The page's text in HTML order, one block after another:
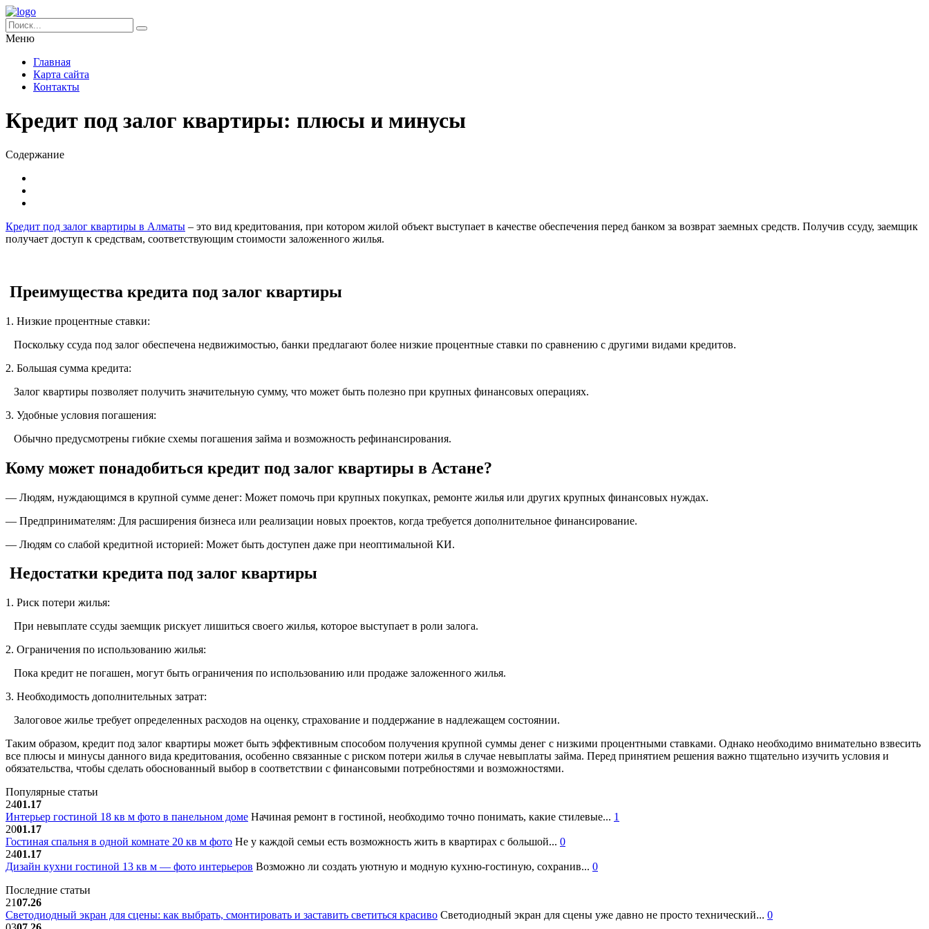
Меню
Главная
Карта сайта
Контакты
Кредит под залог квартиры: плюсы и минусы
Содержание
Кредит под залог квартиры в Алматы – это вид кредитования, при котором жилой объект выступает в качестве обеспечения перед банком за возврат заемных средств. Получив ссуду, заемщик
получает доступ к средствам, соответствующим стоимости заложенного жилья.
Преимущества кредита под залог квартиры
1. Низкие процентные ставки:
Поскольку ссуда под залог обеспечена недвижимостью, банки предлагают более низкие процентные ставки по сравнению с другими видами кредитов.
2. Большая сумма кредита:
Залог квартиры позволяет получить значительную сумму, что может быть полезно при крупных финансовых операциях.
3. Удобные условия погашения:
Обычно предусмотрены гибкие схемы погашения займа и возможность рефинансирования.
Кому может понадобиться кредит под залог квартиры в Астане?
— Людям, нуждающимся в крупной сумме денег: Может помочь при крупных покупках, ремонте жилья или других крупных финансовых нуждах.
— Предпринимателям: Для расширения бизнеса или реализации новых проектов, когда требуется дополнительное финансирование.
— Людям со слабой кредитной историей: Может быть доступен даже при неоптимальной КИ.
Недостатки кредита под залог квартиры
1. Риск потери жилья:
При невыплате ссуды заемщик рискует лишиться своего жилья, которое выступает в роли залога.
2. Ограничения по использованию жилья:
Пока кредит не погашен, могут быть ограничения по использованию или продаже заложенного жилья.
3. Необходимость дополнительных затрат:
Залоговое жилье требует определенных расходов на оценку, страхование и поддержание в надлежащем состоянии.
Таким образом, кредит под залог квартиры может быть эффективным способом получения крупной суммы денег с низкими процентными ставками. Однако необходимо внимательно взвесить
все плюсы и минусы данного вида кредитования, особенно связанные с риском потери жилья в случае невыплаты займа. Перед принятием решения важно тщательно изучить условия и
обязательства, чтобы сделать обоснованный выбор в соответствии с финансовыми потребностями и возможностями.
Популярные статьи
2401.17
Интерьер гостиной 18 кв м фото в панельном доме Начиная ремонт в гостиной, необходимо точно понимать, какие стилевые... 1
2001.17
Гостиная спальня в одной комнате 20 кв м фото Не у каждой семьи есть возможность жить в квартирах с большой... 0
2401.17
Дизайн кухни гостиной 13 кв м — фото интерьеров Возможно ли создать уютную и модную кухню-гостиную, сохранив... 0
Последние статьи
2107.26
Светодиодный экран для сцены: как выбрать, смонтировать и заставить светиться красиво Светодиодный экран для сцены уже давно не просто технический... 0